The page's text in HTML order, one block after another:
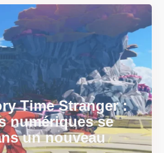
Time Stranger :
numériques se
un nouveau